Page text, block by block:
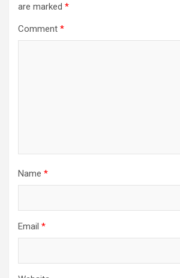
are marked *
Comment *
Name *
Email *